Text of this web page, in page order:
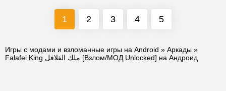
1 2 3 4 5
Игры с модами и взломанные игры на Android » Аркады »
Falafel King ملك الفلافل [Взлом/МОД Unlocked] на Андроид